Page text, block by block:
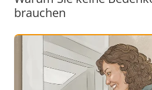
brauchen